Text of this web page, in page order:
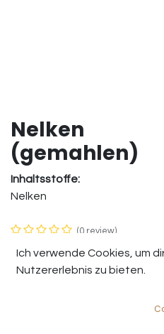
Nelken
(gemahlen)
Inhaltsstoffe:
Nelken
(0 review)
Nelken sind aromatische
feinen Pulver gemahlen
besondere Note zu verleihen.
Ich verwende Cookies, um
Nutzererlebnis zu bieten.